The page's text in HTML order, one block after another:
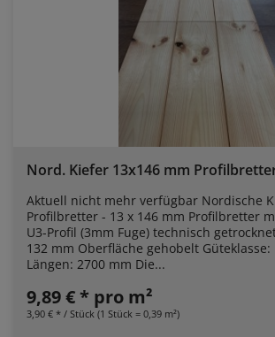
Nord. Kiefer 13x146 mm
Aktuell nicht mehr verfügbar Nordische
Profilbretter - 13 x 146 mm Profilbretter
U3-Profil (3mm Fuge) technisch
132 mm Oberfläche gehobelt
Längen: 2700 mm Die...
9,89 € * pro m²
3,90 € * / Stück (1 Stück = 0,39 m²)